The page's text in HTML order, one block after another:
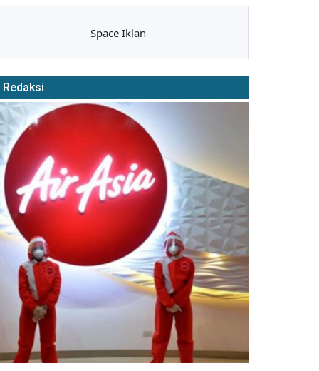
Space Iklan
Redaksi